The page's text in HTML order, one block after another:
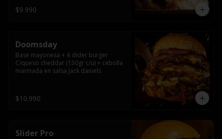
$9.990
Doomsday
Base mayonesa + 4 slider burger
C/queso cheddar (150gr c/u) + cebolla
marinada en salsa Jack daniels
$10.990
Slider Pro